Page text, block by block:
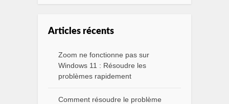
Articles récents
Zoom ne fonctionne pas sur
Windows 11 : Résoudre les
problèmes rapidement
Comment résoudre le problème